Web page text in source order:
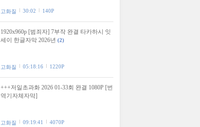
고화질 30:02 140P
1920x960p [범죄자] 7부작 완결 타카하시 잇
세이 한글자막 2026년 (2)
고화질 05:18:16 1220P
+++저일초과화 2026 01-33회 완결 1080P [번
역기자체자막]
고화질 09:19:41 4070P